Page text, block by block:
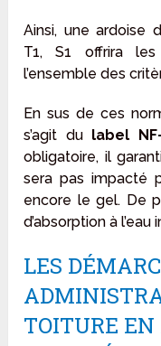
Ainsi, une ardoise
T1, S1 offrira les
l’ensemble des
En sus de ces
s’agit du label
obligatoire, il
sera pas impacté
encore le gel. De
d’absorption à l’eau
LES
TOITURE EN